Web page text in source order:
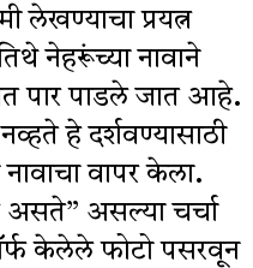
लेखण्याचा प्रयत्न
नेहरूंच्या नावाने
पार पाडले जात आहे.
हे दर्शवण्यासाठी
वापर केला.
असल्या चर्चा
केलेले फोटो पसरवून